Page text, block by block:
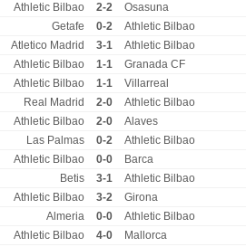
Athletic Bilbao 2-2
Osasuna
Getafe 0-2
Athletic Bilbao
Atletico Madrid 3-1
Athletic Bilbao
Athletic Bilbao 1-1
Granada CF
Athletic Bilbao 1-1
Villarreal
Real Madrid 2-0
Athletic Bilbao
Athletic Bilbao 2-0
Alaves
Las Palmas 0-2
Athletic Bilbao
Athletic Bilbao 0-0
Barca
Betis 3-1
Athletic Bilbao
Athletic Bilbao 3-2
Girona
Almeria 0-0
Athletic Bilbao
Athletic Bilbao 4-0
Mallorca